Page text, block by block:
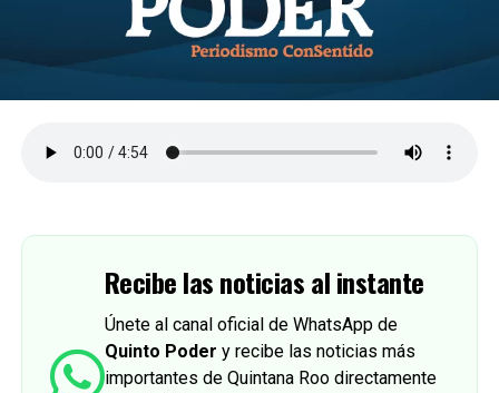
Recibe las noticias al instante
Únete al canal oficial de WhatsApp de
Quinto Poder y recibe las noticias más
importantes de Quintana Roo directamente